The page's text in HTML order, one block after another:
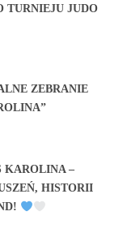
TURNIEJU JUDO
ZEBRANIE
KAROLINA –
HISTORII